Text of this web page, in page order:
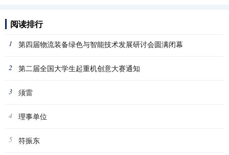
阅读排行
1 第四届物流装备绿色与智能技术发展研讨会圆满闭幕
2 第二届全国大学生起重机创意大赛通知
3 须雷
4 理事单位
5 符振东